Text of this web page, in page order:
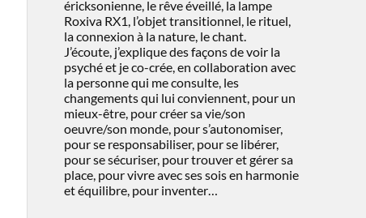
éricksonienne, le rêve éveillé, la lampe
Roxiva RX1, l’objet transitionnel, le rituel,
la connexion à la nature, le chant.
J’écoute, j’explique des façons de voir la
psyché et je co-crée, en collaboration avec
la personne qui me consulte, les
changements qui lui conviennent, pour un
mieux-être, pour créer sa vie/son
oeuvre/son monde, pour s’autonomiser,
pour se responsabiliser, pour se libérer,
pour se sécuriser, pour trouver et gérer sa
place, pour vivre avec ses sois en harmonie
et équilibre, pour inventer…